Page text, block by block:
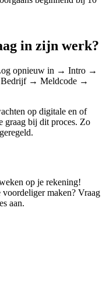
in zijn werk?
opnieuw in → Intro →
→ Meldcode →
op digitale en of
graag bij dit proces. Zo
op je rekening!
maken? Vraag
aan.